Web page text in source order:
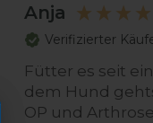
Anja
Verifizierter
Fütter es seit
dem Hund
OP und